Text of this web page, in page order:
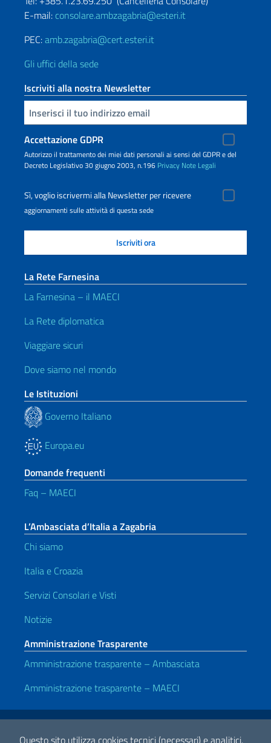
Questo sito utilizza cookies tecnici (necessari) e analitici.
E-mail: consolare.ambzagabria@esteri.it
PEC:amb.zagabria@cert.esteri.it
Gli uffici della sede
Iscriviti alla nostra Newsletter
Inserisci la tua email
Accettazione GDPR
Autorizzo il trattamento dei miei dati personali ai sensi del GDPR e del
Decreto Legislativo 30 giugno 2003, n.196 Privacy Note Legali
Sì, voglio iscrivermi alla Newsletter per ricevere
aggiornamenti sulle attività di questa sede
La Rete Farnesina
La Farnesina – il MAECI
La Rete diplomatica
Viaggiare sicuri
Dove siamo nel mondo
Le Istituzioni
Governo Italiano
Europa.eu
Domande frequenti
Faq – MAECI
L’Ambasciata d’Italia a Zagabria
Chi siamo
Italia e Croazia
Servizi Consolari e Visti
Notizie
Amministrazione Trasparente
Amministrazione trasparente – Ambasciata
Amministrazione trasparente – MAECI
Link Utili